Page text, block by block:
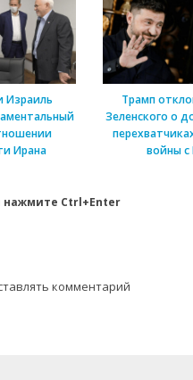
Израиль
Ирана
Трамп
Зеленского о
войны
нажмите Ctrl+Enter
комментарий